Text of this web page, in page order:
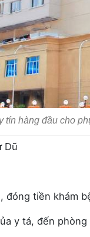
tín hàng đầu cho
Dũ
đóng tiền khám
y tá, đến